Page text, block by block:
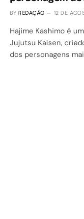
BY REDAÇÃO 12 DE
Hajime Kashimo é
Jujutsu Kaisen,
dos personagens